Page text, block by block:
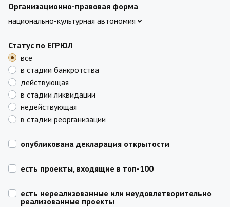
Организационно-правовая форма
национально-культурная автономия
Статус по ЕГРЮЛ
все
в стадии банкротства
действующая
в стадии ликвидации
недействующая
в стадии реорганизации
опубликована декларация открытости
есть проекты, входящие в топ-100
есть нереализованные или неудовлетворительно
реализованные проекты